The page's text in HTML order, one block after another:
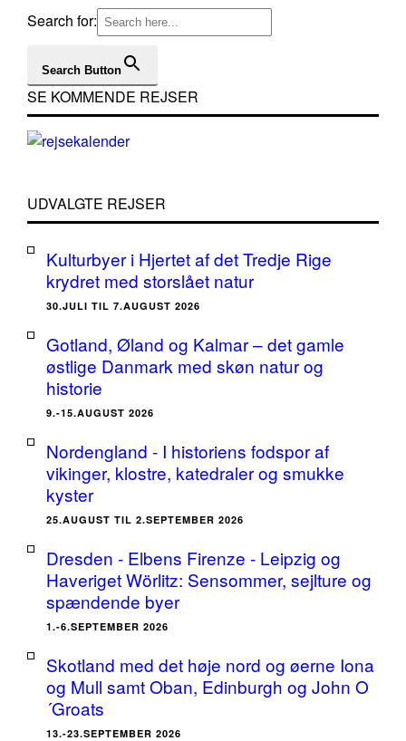
Search for:
Search Button
SE KOMMENDE REJSER
UDVALGTE REJSER
Kulturbyer i Hjertet af det Tredje Rige
krydret med storslået natur
30.JULI TIL 7.AUGUST 2026
Gotland, Øland og Kalmar – det gamle
østlige Danmark med skøn natur og
historie
9.-15.AUGUST 2026
Nordengland - I historiens fodspor af
vikinger, klostre, katedraler og smukke
kyster
25.AUGUST TIL 2.SEPTEMBER 2026
Dresden - Elbens Firenze - Leipzig og
Haveriget Wörlitz: Sensommer, sejlture og
spændende byer
1.-6.SEPTEMBER 2026
Skotland med det høje nord og øerne Iona
og Mull samt Oban, Edinburgh og John O
´Groats
13.-23.SEPTEMBER 2026